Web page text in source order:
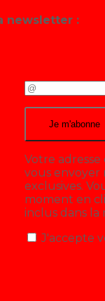
newsletter :
Votre
vous
exclusives.
moment en
inclus dans la
J'accepte